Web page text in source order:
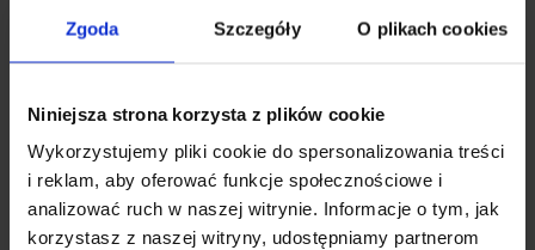
Zgoda Szczegóły O plikach cookies
Niniejsza strona korzysta z plików cookie
Wykorzystujemy pliki cookie do spersonalizowania treści
i reklam, aby oferować funkcje społecznościowe i
analizować ruch w naszej witrynie. Informacje o tym, jak
korzystasz z naszej witryny, udostępniamy partnerom